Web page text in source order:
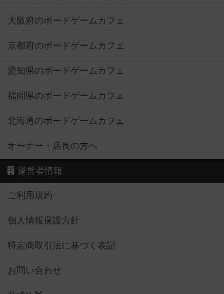
大阪府のボードゲームカフェ
京都府のボードゲームカフェ
愛知県のボードゲームカフェ
福岡県のボードゲームカフェ
北海道のボードゲームカフェ
オーナー・店長の方へ
運営者情報
ご利用規約
個人情報保護方針
特定商取引法に基づく表記
お問い合わせ